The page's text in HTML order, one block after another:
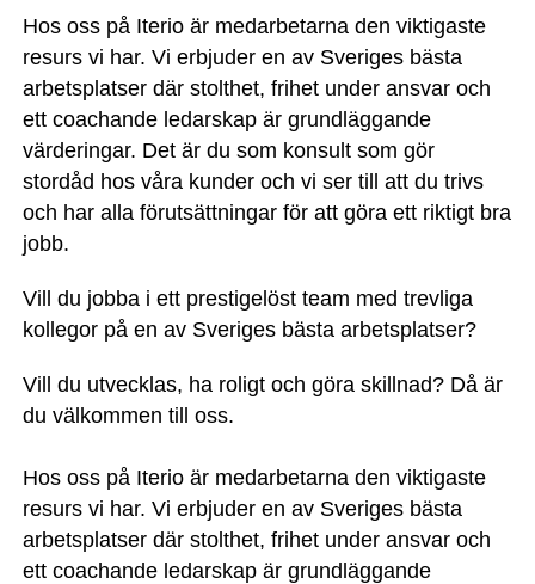
Hos oss på Iterio är medarbetarna den viktigaste
resurs vi har. Vi erbjuder en av Sveriges bästa
arbetsplatser där stolthet, frihet under ansvar och
ett coachande ledarskap är grundläggande
värderingar. Det är du som konsult som gör
stordåd hos våra kunder och vi ser till att du trivs
och har alla förutsättningar för att göra ett riktigt bra
jobb.
Vill du jobba i ett prestigelöst team med trevliga
kollegor på en av Sveriges bästa arbetsplatser?
Vill du utvecklas, ha roligt och göra skillnad? Då är
du välkommen till oss.
Hos oss på Iterio är medarbetarna den viktigaste
resurs vi har. Vi erbjuder en av Sveriges bästa
arbetsplatser där stolthet, frihet under ansvar och
ett coachande ledarskap är grundläggande